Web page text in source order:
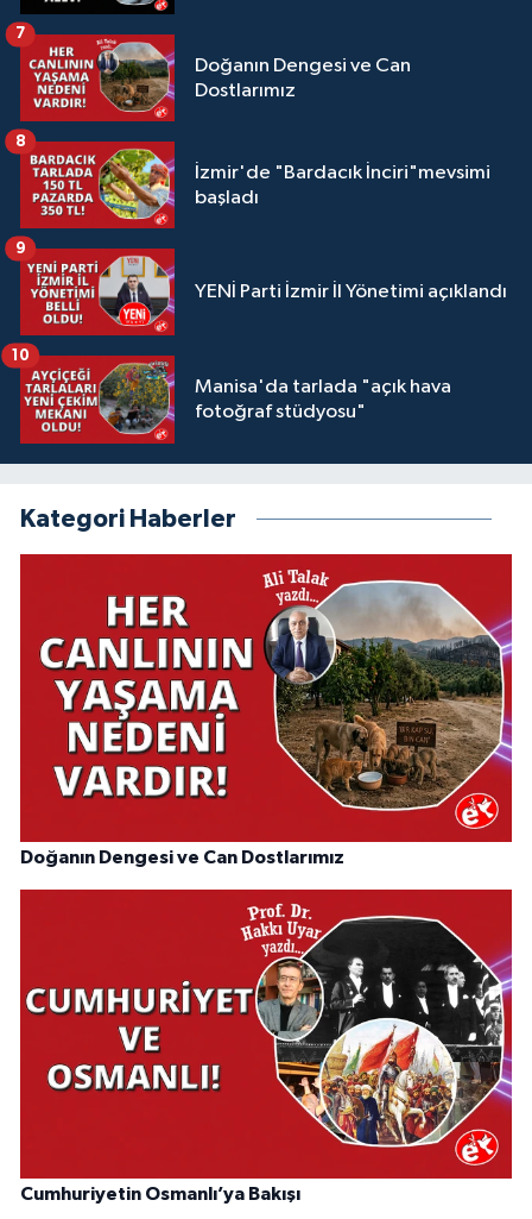
Doğanın Dengesi ve Can
Dostlarımız
7
İzmir'de "Bardacık İnciri"mevsimi
başladı
8
YENİ Parti İzmir İl Yönetimi açıklandı
9
Manisa'da tarlada "açık hava
fotoğraf stüdyosu"
10
Kategori Haberler
Doğanın Dengesi ve Can Dostlarımız
Cumhuriyetin Osmanlı’ya Bakışı